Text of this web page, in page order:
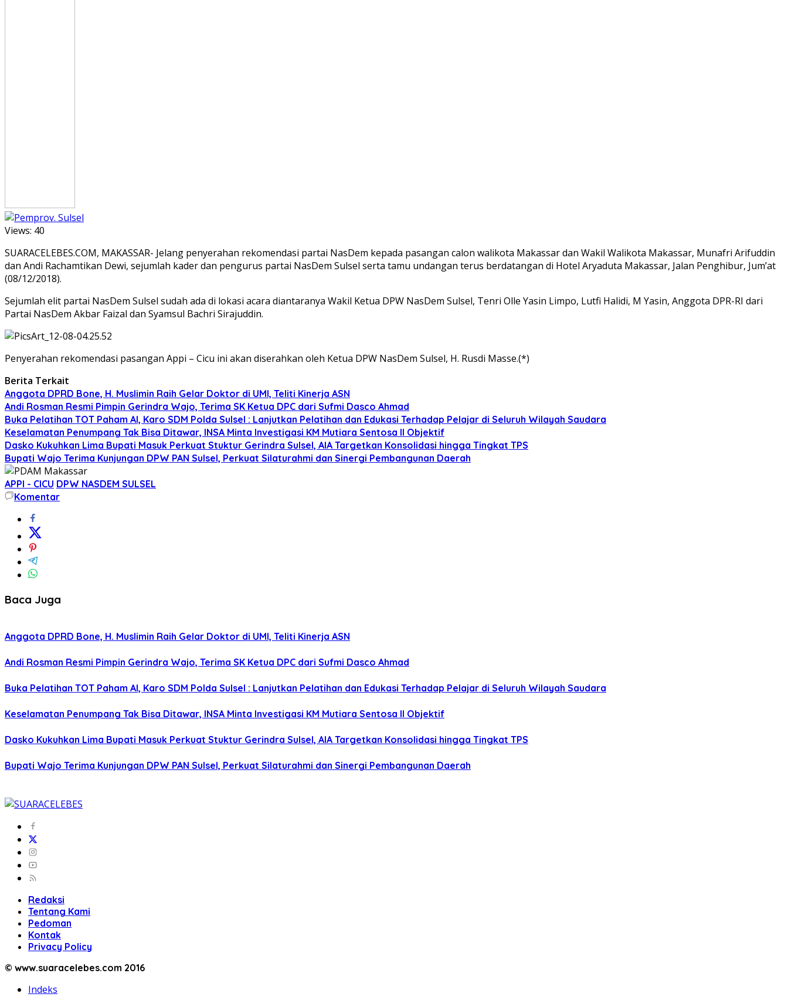
Views: 40
SUARACELEBES.COM, MAKASSAR- Jelang penyerahan rekomendasi partai NasDem kepada pasangan calon walikota Makassar dan Wakil Walikota Makassar, Munafri Arifuddin
dan Andi Rachamtikan Dewi, sejumlah kader dan pengurus partai NasDem Sulsel serta tamu undangan terus berdatangan di Hotel Aryaduta Makassar, Jalan Penghibur, Jum’at
(08/12/2018).
Sejumlah elit partai NasDem Sulsel sudah ada di lokasi acara diantaranya Wakil Ketua DPW NasDem Sulsel, Tenri Olle Yasin Limpo, Lutfi Halidi, M Yasin, Anggota DPR-RI dari
Partai NasDem Akbar Faizal dan Syamsul Bachri Sirajuddin.
Penyerahan rekomendasi pasangan Appi – Cicu ini akan diserahkan oleh Ketua DPW NasDem Sulsel, H. Rusdi Masse.(*)
Berita Terkait
Anggota DPRD Bone, H. Muslimin Raih Gelar Doktor di UMI, Teliti Kinerja ASN
Andi Rosman Resmi Pimpin Gerindra Wajo, Terima SK Ketua DPC dari Sufmi Dasco Ahmad
Buka Pelatihan TOT Paham AI, Karo SDM Polda Sulsel : Lanjutkan Pelatihan dan Edukasi Terhadap Pelajar di Seluruh Wilayah Saudara
Keselamatan Penumpang Tak Bisa Ditawar, INSA Minta Investigasi KM Mutiara Sentosa II Objektif
Dasko Kukuhkan Lima Bupati Masuk Perkuat Stuktur Gerindra Sulsel, AIA Targetkan Konsolidasi hingga Tingkat TPS
Bupati Wajo Terima Kunjungan DPW PAN Sulsel, Perkuat Silaturahmi dan Sinergi Pembangunan Daerah
APPI - CICU DPW NASDEM SULSEL
Komentar
Baca Juga
Anggota DPRD Bone, H. Muslimin Raih Gelar Doktor di UMI, Teliti Kinerja ASN
Andi Rosman Resmi Pimpin Gerindra Wajo, Terima SK Ketua DPC dari Sufmi Dasco Ahmad
Buka Pelatihan TOT Paham AI, Karo SDM Polda Sulsel : Lanjutkan Pelatihan dan Edukasi Terhadap Pelajar di Seluruh Wilayah Saudara
Keselamatan Penumpang Tak Bisa Ditawar, INSA Minta Investigasi KM Mutiara Sentosa II Objektif
Dasko Kukuhkan Lima Bupati Masuk Perkuat Stuktur Gerindra Sulsel, AIA Targetkan Konsolidasi hingga Tingkat TPS
Bupati Wajo Terima Kunjungan DPW PAN Sulsel, Perkuat Silaturahmi dan Sinergi Pembangunan Daerah
Redaksi
Tentang Kami
Pedoman
Kontak
Privacy Policy
© www.suaracelebes.com 2016
Indeks